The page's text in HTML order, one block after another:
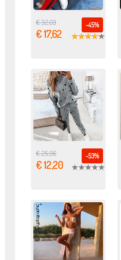
-45%
€ 32,03
€ 17,62
-53%
€ 25,96
€ 12,20